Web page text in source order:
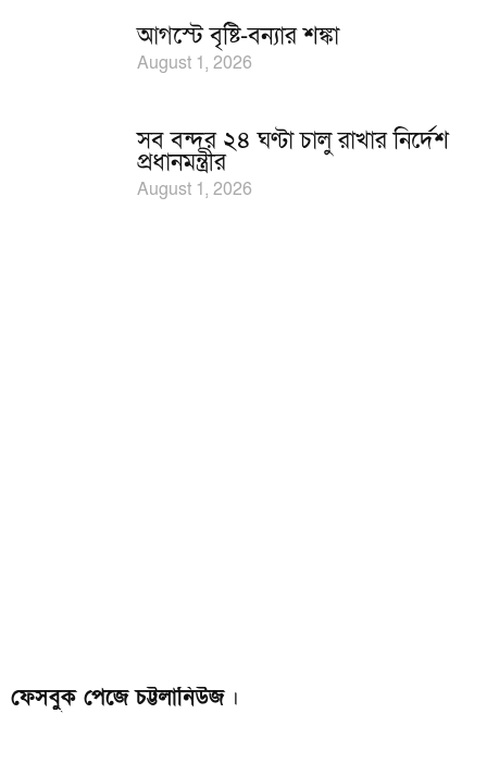
আগস্টে বৃষ্টি-বন্যার শঙ্কা
August 1, 2026
সব বন্দর ২৪ ঘণ্টা চালু রাখার নির্দেশ
প্রধানমন্ত্রীর
August 1, 2026
ফেসবুক পেজে চট্টলানিউজ ।